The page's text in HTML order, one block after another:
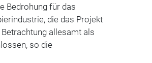
Bedrohung für das
die das Projekt
allesamt als
so die